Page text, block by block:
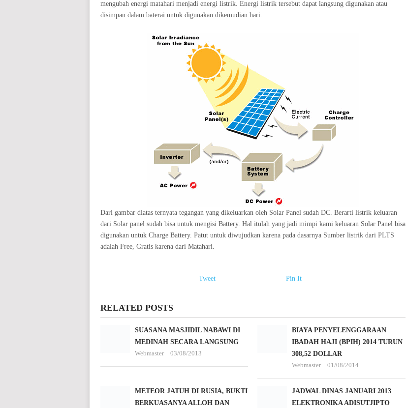
mengubah energi matahari menjadi energi listrik. Energi listrik tersebut dapat langsung digunakan atau
disimpan dalam baterai untuk digunakan dikemudian hari.
Dari gambar diatas ternyata tegangan yang dikeluarkan oleh Solar Panel sudah DC. Berarti listrik keluaran
dari Solar panel sudah bisa untuk mengisi Battery. Hal itulah yang jadi mimpi kami keluaran Solar Panel bisa
digunakan untuk Charge Battery. Patut untuk diwujudkan karena pada dasarnya Sumber listrik dari PLTS
adalah Free, Gratis karena dari Matahari.
Tweet Pin It
RELATED POSTS
SUASANA MASJIDIL NABAWI DI
MEDINAH SECARA LANGSUNG
Webmaster
03/08/2013
BIAYA PENYELENGGARAAN
IBADAH HAJI (BPIH) 2014 TURUN
308,52 DOLLAR
Webmaster
01/08/2014
METEOR JATUH DI RUSIA, BUKTI
BERKUASANYA ALLOH DAN
JADWAL DINAS JANUARI 2013
ELEKTRONIKA ADISUTJIPTO